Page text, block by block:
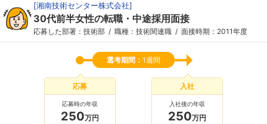
[湘南技術センター株式会社]
30代前半女性の転職・中途採用面接
応募した部署：技術部 職種：技術関連職 面接時期：2011年度
選考期間： 1週間
応募
応募時の年収
250万円
入社
入社後の年収
250万円